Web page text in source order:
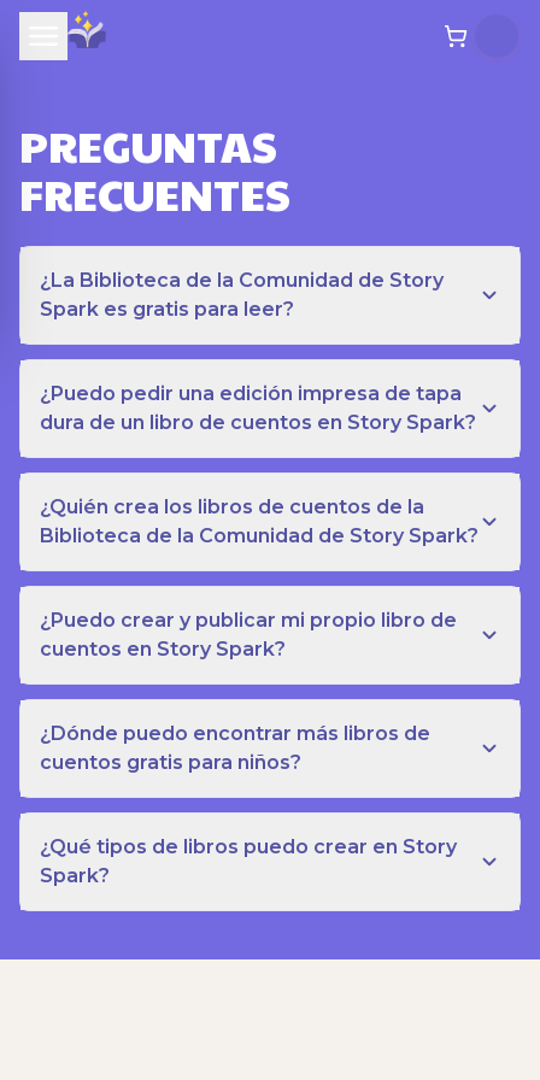
PREGUNTAS
FRECUENTES
¿La Biblioteca de la Comunidad de Story
Spark es gratis para leer?
¿Puedo pedir una edición impresa de tapa
dura de un libro de cuentos en Story Spark?
¿Quién crea los libros de cuentos de la
Biblioteca de la Comunidad de Story Spark?
¿Puedo crear y publicar mi propio libro de
cuentos en Story Spark?
¿Dónde puedo encontrar más libros de
cuentos gratis para niños?
¿Qué tipos de libros puedo crear en Story
Spark?